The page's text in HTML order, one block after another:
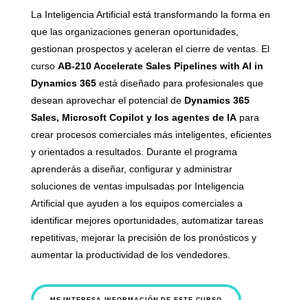
La Inteligencia Artificial está transformando la forma en
que las organizaciones generan oportunidades,
gestionan prospectos y aceleran el cierre de ventas. El
curso AB-210 Accelerate Sales Pipelines with AI in
Dynamics 365está diseñado para profesionales que
desean aprovechar el potencial de Dynamics 365
Sales, Microsoft Copilot y los agentes de IApara
crear procesos comerciales más inteligentes, eficientes
y orientados a resultados. Durante el programa
aprenderás a diseñar, configurar y administrar
soluciones de ventas impulsadas por Inteligencia
Artificial que ayuden a los equipos comerciales a
identificar mejores oportunidades, automatizar tareas
repetitivas, mejorar la precisión de los pronósticos y
aumentar la productividad de los vendedores.